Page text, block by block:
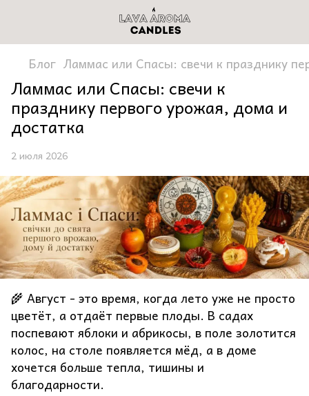
Блог Ламмас или Спасы: свечи к празднику
Ламмас или Спасы: свечи к
празднику первого урожая, дома и
достатка
2 июля 2026
🌾 Август - это время, когда лето уже не просто
цветёт, а отдаёт первые плоды. В садах
поспевают яблоки и абрикосы, в поле золотится
колос, на столе появляется мёд, а в доме
хочется больше тепла, тишины и
благодарности.